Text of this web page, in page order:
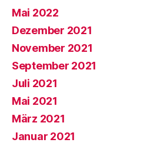
Mai 2022
Dezember 2021
November 2021
September 2021
Juli 2021
Mai 2021
März 2021
Januar 2021